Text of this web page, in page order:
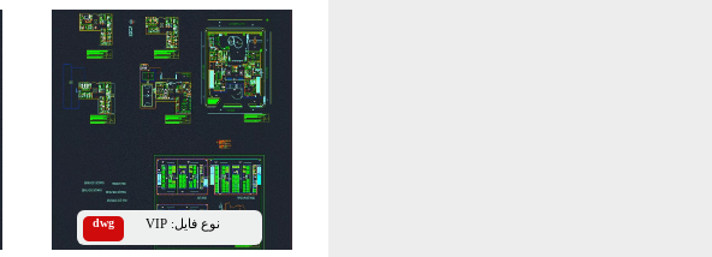
dwg نوع فایل: VIP